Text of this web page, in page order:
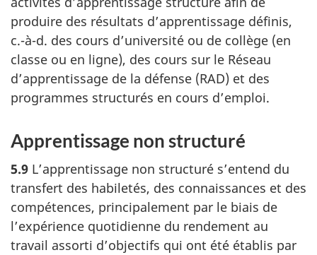
produire des résultats d’apprentissage définis,
c.-à-d. des cours d’université ou de collège (en
classe ou en ligne), des cours sur le Réseau
d’apprentissage de la défense (RAD) et des
programmes structurés en cours d’emploi.
Apprentissage non structuré
5.9 L’apprentissage non structuré s’entend du
transfert des habiletés, des connaissances et des
compétences, principalement par le biais de
l’expérience quotidienne du rendement au
travail assorti d’objectifs qui ont été établis par